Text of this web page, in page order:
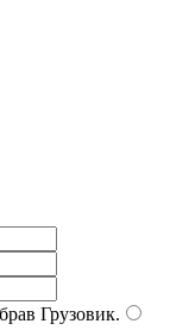
Грузовик.